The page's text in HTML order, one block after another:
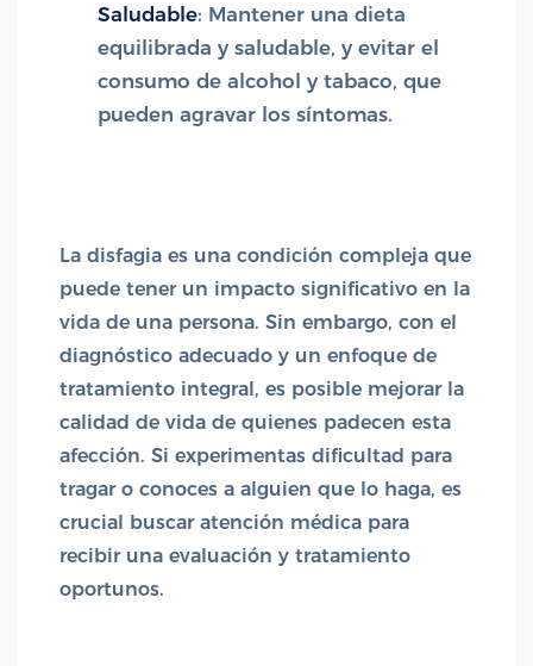
Saludable: Mantener una dieta
equilibrada y saludable, y evitar el
consumo de alcohol y tabaco, que
pueden agravar los síntomas.
La disfagia es una condición compleja que
puede tener un impacto significativo en la
vida de una persona. Sin embargo, con el
diagnóstico adecuado y un enfoque de
tratamiento integral, es posible mejorar la
calidad de vida de quienes padecen esta
afección. Si experimentas dificultad para
tragar o conoces a alguien que lo haga, es
crucial buscar atención médica para
recibir una evaluación y tratamiento
oportunos.